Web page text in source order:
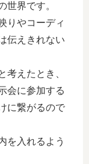
世界です。
りやコーディ
伝えきれない
考えたとき、
会に参加する
に繋がるので
を入れるよう